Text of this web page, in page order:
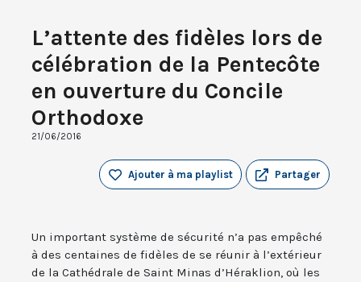
L’attente des fidèles lors de
célébration de la Pentecôte
en ouverture du Concile
Orthodoxe
21/06/2016
Partager
Ajouter à ma playlist
Un important système de sécurité n’a pas empêché
à des centaines de fidèles de se réunir à l’extérieur
de la Cathédrale de Saint Minas d’Héraklion, où les